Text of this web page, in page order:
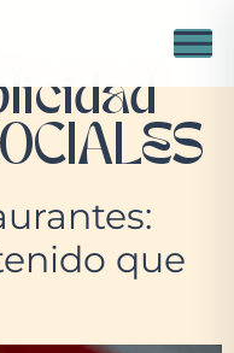
que